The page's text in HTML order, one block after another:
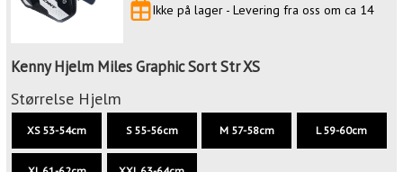
Ikke på lager - Levering fra oss om ca 14
Kenny Hjelm Miles Graphic Sort Str XS
Størrelse Hjelm
XS 53-54cm S 55-56cm M 57-58cm L 59-60cm